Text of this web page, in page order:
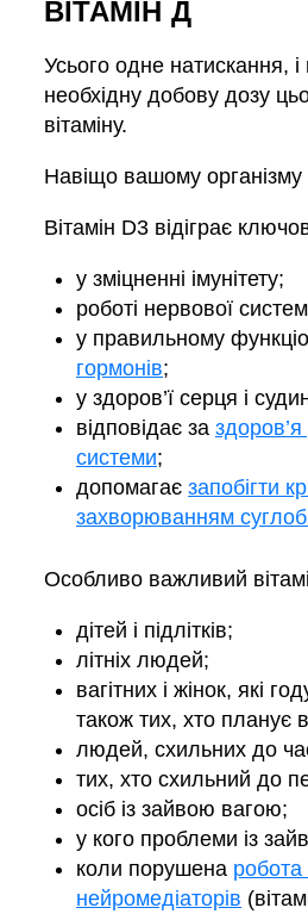
ВІТАМІН Д
Усього одне натискання,
необхідну добову дозу
вітаміну.
Навіщо вашому організму
Вітамін D3 відіграє
у зміцненні імунітету;
роботі нервової
у правильному
гормонів;
у здоров’ї серця і
відповідає за
системи;
допомагає запобігти
захворюванням
Особливо важливий
дітей і підлітків;
літніх людей;
вагітних і жінок, які
також тих, хто планує
людей, схильних до
тих, хто схильний до
осіб із зайвою вагою;
у кого проблеми із
коли порушена робота
нейромедіаторів